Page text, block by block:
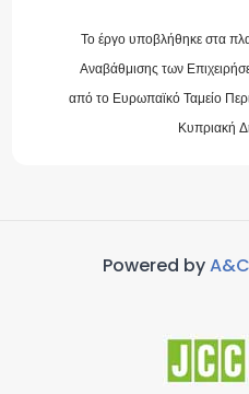
Το έργο υποβλήθηκε στα
Αναβάθμισης των
από το Ευρωπαϊκό Ταμείο
Κυπριακή
Powered by